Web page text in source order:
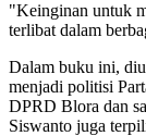
"Keinginan untuk
terlibat dalam
Dalam buku ini,
menjadi politisi
DPRD Blora dan
Siswanto juga